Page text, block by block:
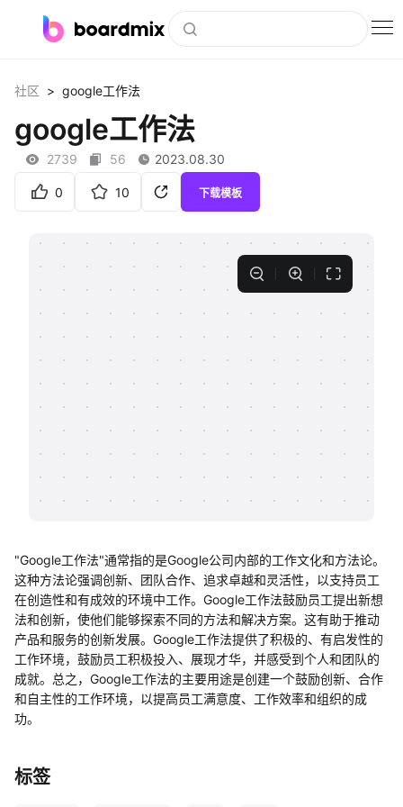
社区资源
下载
私有化部署
支持
帮助中心
社区 > google工作法
google工作法
2739 56 2023.08.30
0 10 下载模板
"Google工作法"通常指的是Google公司内部的工作文化和方法论。
这种方法论强调创新、团队合作、追求卓越和灵活性，以支持员工
在创造性和有成效的环境中工作。Google工作法鼓励员工提出新想
法和创新，使他们能够探索不同的方法和解决方案。这有助于推动
产品和服务的创新发展。Google工作法提供了积极的、有启发性的
工作环境，鼓励员工积极投入、展现才华，并感受到个人和团队的
成就。总之，Google工作法的主要用途是创建一个鼓励创新、合作
和自主性的工作环境，以提高员工满意度、工作效率和组织的成
功。
标签